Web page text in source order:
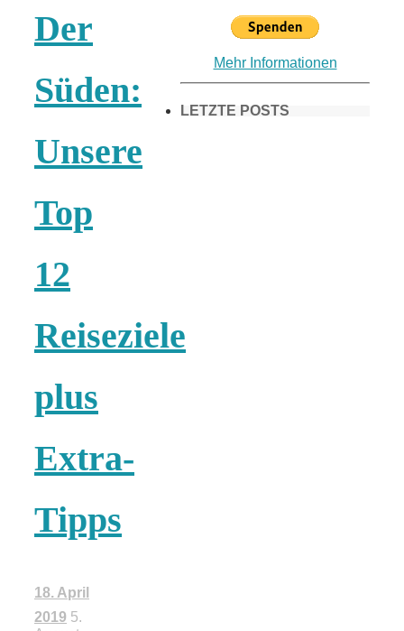
Der
Süden:
Unsere
Top
12
Reiseziele
plus
Extra-
Tipps
18. April
2019 5.
Mehr Informationen
LETZTE POSTS
18 Lieblings-